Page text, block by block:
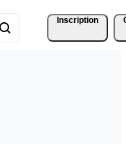
Inscription